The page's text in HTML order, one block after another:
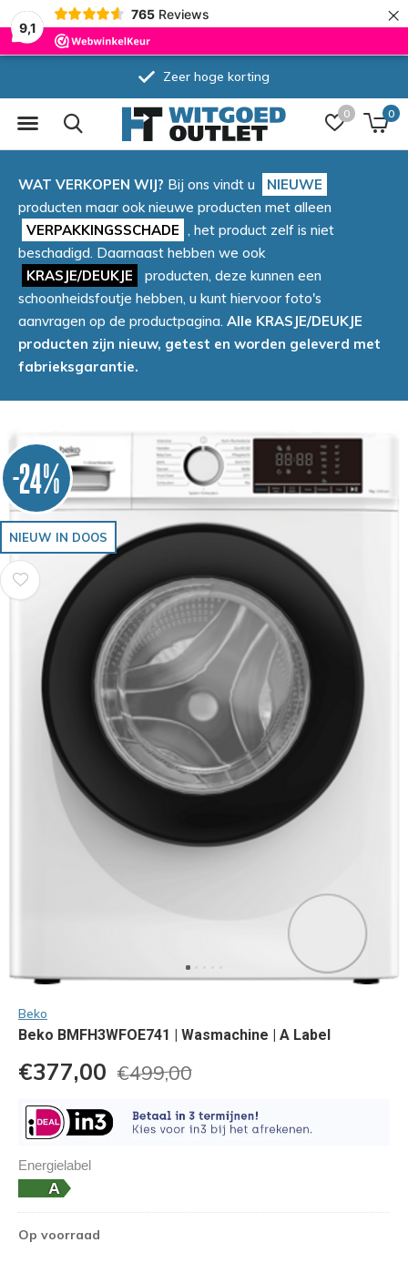
9,1
765 Reviews ×
0 0
Zeer hoge korting
WAT VERKOPEN WIJ? Bij ons vindt u
NIEUWE
producten maar ook nieuwe producten met alleen
VERPAKKINGSSCHADE , het product zelf is niet
beschadigd. Daarnaast hebben we ook
KRASJE/DEUKJE
producten, deze kunnen een
schoonheidsfoutje hebben, u kunt hiervoor foto's
aanvragen op de productpagina. Alle KRASJE/DEUKJE
producten zijn nieuw, getest en worden geleverd met
fabrieksgarantie.
-24%
NIEUW IN DOOS
Beko
Beko BMFH3WFOE741 | Wasmachine | A Label
€377,00 €499,00
Energielabel
Op voorraad